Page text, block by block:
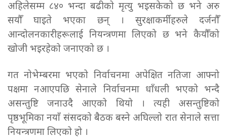
अहिलेसम्म ८४० भन्दा बढीको मृत्यु भइसकेको छ भने अरु
सयौँ घाइते भएका छन् । सुरक्षाकर्मीहरुले दर्जनौँ
आन्दोलनकारीहरूलाई नियन्त्रणमा लिएको छ भने कैयौँको
खोजी भइरहेको जनाएको छ ।
गत नोभेम्बरमा भएको निर्वाचनमा अपेक्षित नतिजा आफ्नो
पक्षमा नआएपछि सेनाले निर्वाचनमा धाँधली भएको भन्दै
असन्तुष्टि जनाउदै आएको थियो । त्यही असन्तुष्टिको
पृष्ठभूमिका नयाँ संसदको बैठक बस्ने अघिल्लो रात सेनाले सत्ता
नियन्त्रणमा लिएको हो ।